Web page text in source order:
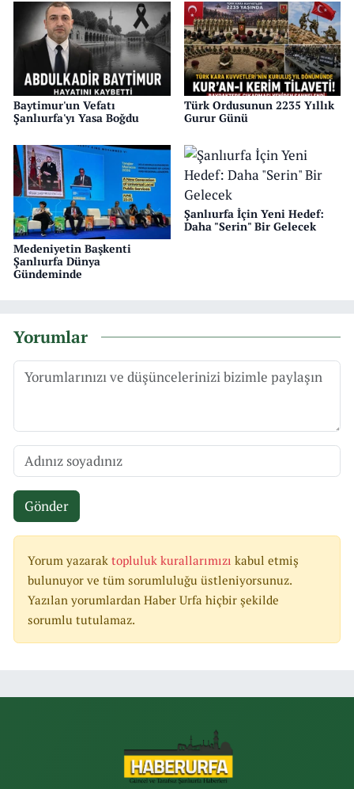
Baytimur'un Vefatı
Şanlıurfa'yı Yasa Boğdu
Türk Ordusunun 2235 Yıllık
Gurur Günü
Medeniyetin Başkenti
Şanlıurfa Dünya
Gündeminde
Şanlıurfa İçin Yeni Hedef:
Daha "Serin" Bir Gelecek
Yorumlar
Gönder
Yorum yazarak topluluk kurallarımızı kabul etmiş
bulunuyor ve tüm sorumluluğu üstleniyorsunuz.
Yazılan yorumlardan Haber Urfa hiçbir şekilde
sorumlu tutulamaz.